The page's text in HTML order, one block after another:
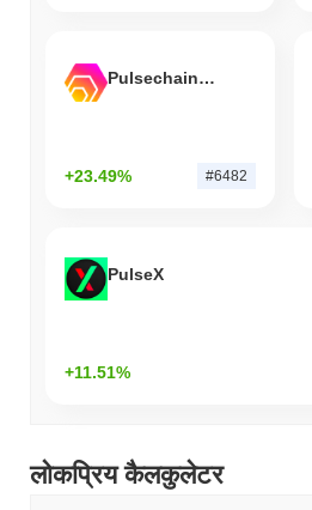
Pulsechain Bridged HEX (Pulsechain)
+23.49% #6482
PulseX
+11.51%
लोकप्रिय कैलकुलेटर